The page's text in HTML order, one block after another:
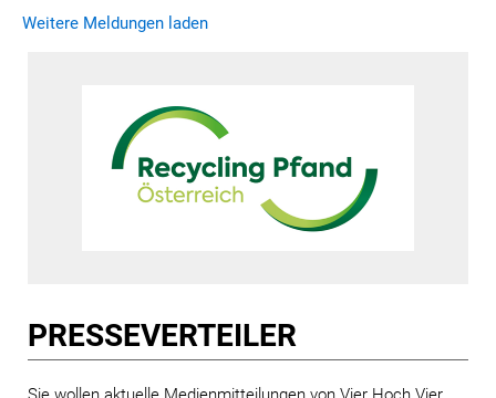
Organisation, wichtige Ausschreibungen für
Rücknahmelogistik, IT und den Betrieb der Zähl- und
werden weitere Weichen für den erfolgreichen Start 2025
gestellt. Produzent:innen, Importeur:innen und
Verkäufer:innen von Einweg-Getränken sollten sich jetzt
informieren, welche Vorbereitungen zu treffen sind.
Recycling Pfand Österreich veranstaltet im Februar
Weitere Meldungen laden
PRESSE­VERTEILER